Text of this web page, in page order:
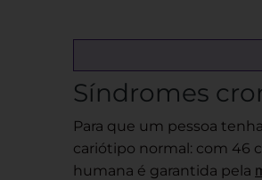
Síndromes
Para que um pessoa
cariótipo normal: com 46
humana é garantida pela